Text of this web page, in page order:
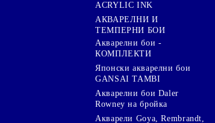
ACRYLIC INK
АКВАРЕЛНИ И
ТЕМПЕРНИ БОИ
Акварелни бои -
КОМПЛЕКТИ
Японски акварелни бои
GANSAI TAMBI
Акварелни бои Daler
Rowney на бройка
Акварели Goya, Rembrandt,